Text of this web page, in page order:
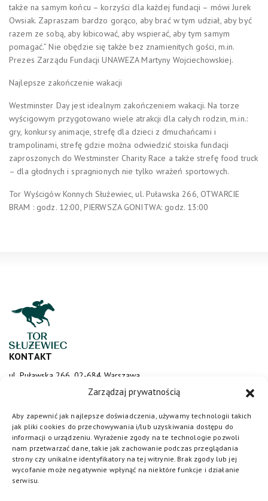
Zarządzaj prywatnością
Aby zapewnić jak najlepsze doświadczenia, używamy technologii takich
jak pliki cookies do przechowywania i/lub uzyskiwania dostępu do
informacji o urządzeniu. Wyrażenie zgody na te technologie pozwoli
nam przetwarzać dane, takie jak zachowanie podczas przeglądania
strony czy unikalne identyfikatory na tej witrynie. Brak zgody lub jej
wycofanie może negatywnie wpłynąć na niektóre funkcje i działanie
serwisu.
także na samym końcu – korzyści dla każdej fundacji – mówi Jurek
Owsiak. Zapraszam bardzo gorąco, aby brać w tym udział, aby być
razem ze sobą, aby kibicować, aby wspierać, aby tym samym
pomagać.” Nie obędzie się także bez znamienitych gości, m.in.
Prezes Zarządu Fundacji UNAWEZA Martyny Wojciechowskiej.
Najlepsze zakończenie wakacji
Westminster Day jest idealnym zakończeniem wakacji. Na torze
wyścigowym przygotowano wiele atrakcji dla całych rodzin, m.in.:
gry, konkursy animacje, strefę dla dzieci z dmuchańcami i
trampolinami, strefę gdzie można odwiedzić stoiska fundacji
zaproszonych do Westminster Charity Race a także strefę food truck
– dla głodnych i spragnionych nie tylko wrażeń sportowych.
Tor Wyścigów Konnych Służewiec, ul. Puławska 266, OTWARCIE
BRAM : godz. 12:00, PIERWSZA GONITWA: godz. 13:00
KONTAKT
ul. Puławska 266, 02-684 Warszawa
sluzewiec@totalizator.pl
KONTAKT DLA MEDIÓW
media@torsluzewiec.pl
DOŁĄCZ DO NAS